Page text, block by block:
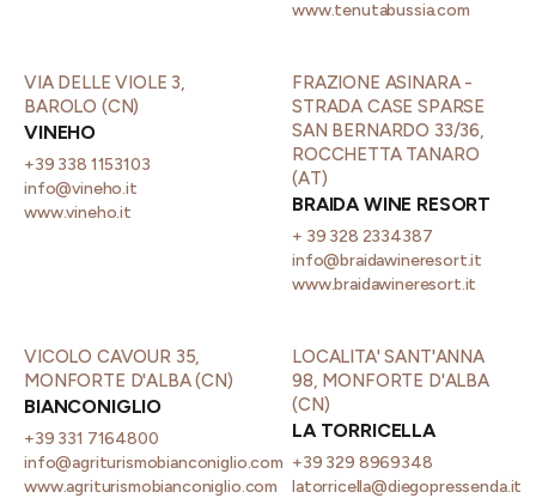
www.tenutabussia.com
VIA DELLE VIOLE 3,
BAROLO (CN)
VINEHO
+39 338 1153103
info@vineho.it
www.vineho.it
FRAZIONE ASINARA -
STRADA CASE SPARSE
SAN BERNARDO 33/36,
ROCCHETTA TANARO
(AT)
BRAIDA WINE RESORT
+ 39 328 2334387
info@braidawineresort.it
www.braidawineresort.it
VICOLO CAVOUR 35,
MONFORTE D'ALBA (CN)
BIANCONIGLIO
+39 331 7164800
info@agriturismobianconiglio.com
www.agriturismobianconiglio.com
LOCALITA' SANT'ANNA
98, MONFORTE D'ALBA
(CN)
LA TORRICELLA
+39 329 8969348
latorricella@diegopressenda.it